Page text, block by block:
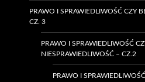
PRAWO I SPRAWIEDLIWOŚĆ CZY
CZ. 3
PRAWO I SPRAWIEDLIWOŚĆ
NIESPRAWIEDLIWOŚĆ – CZ.2
PRAWO I